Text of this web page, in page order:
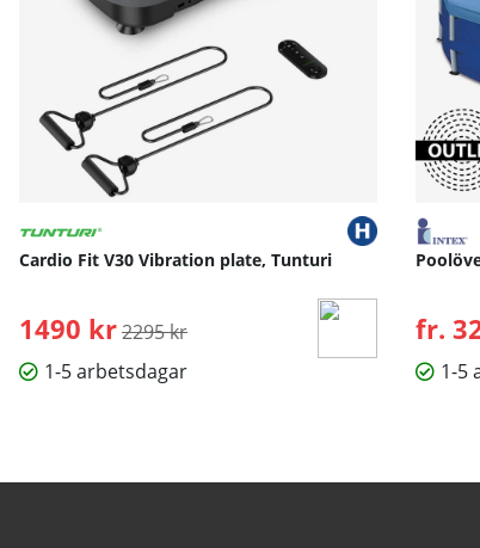
Cardio Fit V30 Vibration plate, Tunturi
1490 kr Ordinarie pris:
2295 kr
1-5 arbetsdagar
fr.
1-5